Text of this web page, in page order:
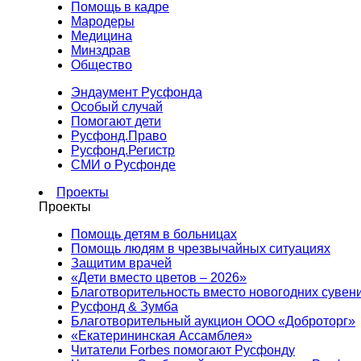
Помощь в кадре
Мародеры
Медицина
Минздрав
Общество
Эндаумент Русфонда
Особый случай
Помогают дети
Русфонд.Право
Русфонд.Регистр
СМИ о Русфонде
Проекты
Проекты
Помощь детям в больницах
Помощь людям в чрезвычайных ситуациях
Защитим врачей
«Дети вместо цветов – 2026»
Благотворительность вместо новогодних
Русфонд & Зумба
Благотворительный аукцион ООО «Доброторг»
«Екатерининская Ассамблея»
Читатели Forbes помогают Русфонду